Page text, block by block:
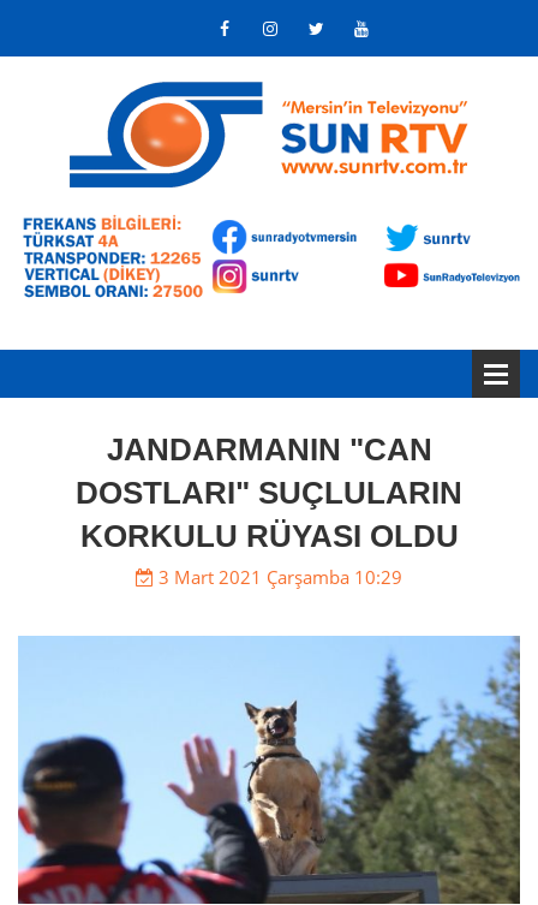
JANDARMANIN "CAN
DOSTLARI" SUÇLULARIN
KORKULU RÜYASI OLDU
3 Mart 2021 Çarşamba 10:29